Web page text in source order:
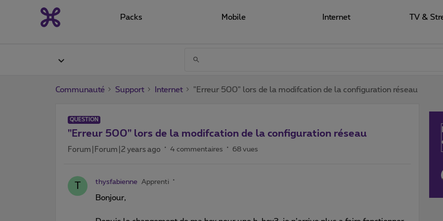
Packs Mobile Internet TV &
Communauté Support Internet "Erreur 500" lors de la modifcation de la configuration réseau
QUESTION
"Erreur 500" lors de la modifcation de la configuration réseau
Forum|Forum|2 years ago 4 commentaires 68 vues
T thysfabienne Apprenti
Bonjour,